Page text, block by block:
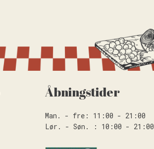
Åbningstider
Man. - fre: 11:00 - 21:00
Lør. - Søn. : 10:00 - 21:00